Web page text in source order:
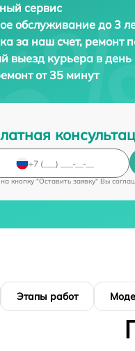
сервис
обслуживание до 3
за наш счет, ремонт
выезд курьера в
от 35 минут
кнопку "Оставить заявку" Вы
Этапы работ